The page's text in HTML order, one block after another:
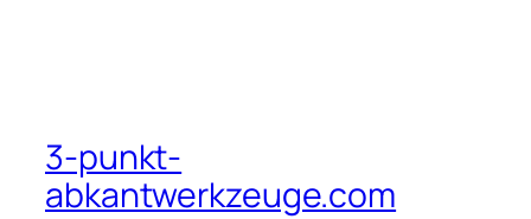
3-punkt-
abkantwerkzeuge.com